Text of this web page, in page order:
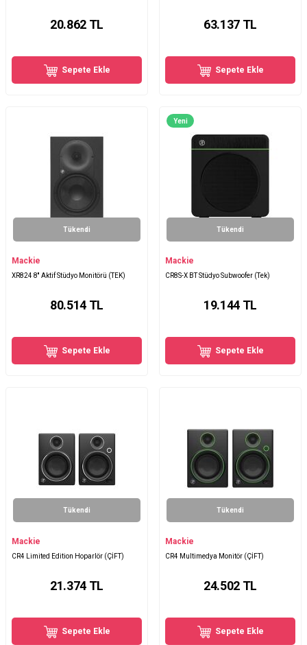
20.862TL
Sepete Ekle
63.137TL
Sepete Ekle
Tükendi
Mackie
XR824 8'' Aktif Stüdyo Monitörü (TEK)
80.514TL
Sepete Ekle
Yeni
Tükendi
Mackie
CR8S-X BT Stüdyo Subwoofer (Tek)
19.144TL
Sepete Ekle
Tükendi
Mackie
CR4 Limited Edition Hoparlör (ÇİFT)
21.374TL
Sepete Ekle
Tükendi
Mackie
CR4 Multimedya Monitör (ÇİFT)
24.502TL
Sepete Ekle